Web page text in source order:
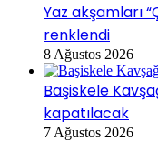
Yaz akşamları
renklendi
8 Ağustos 2026
Başiskele
kapatılacak
7 Ağustos 2026